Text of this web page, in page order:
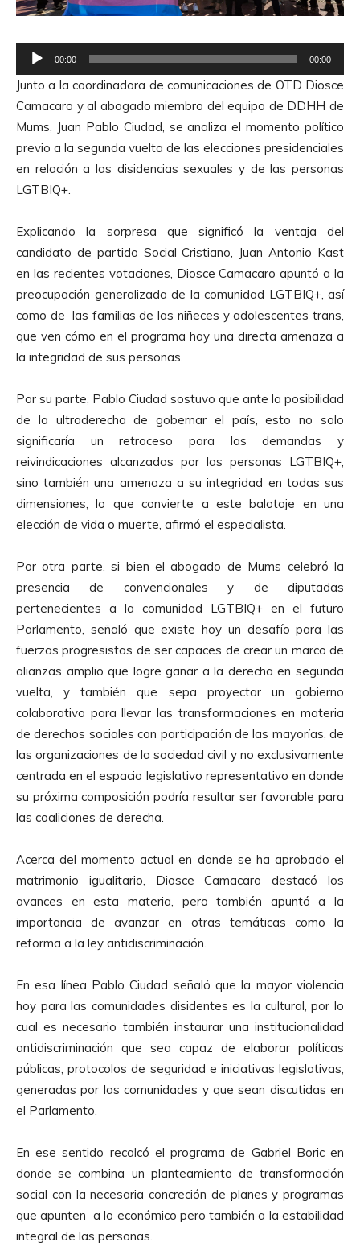
e
p
r
o
d
u
c
o
r
d
e
A
u
d
o
00:00 00:00
Junto a la coordinadora de comunicaciones de OTD Diosce
Camacaro y al abogado miembro del equipo de DDHH de
Mums, Juan Pablo Ciudad, se analiza el momento político
previo a la segunda vuelta de las elecciones presidenciales
en relación a las disidencias sexuales y de las personas
LGTBIQ+.
Explicando la sorpresa que significó la ventaja del
candidato de partido Social Cristiano, Juan Antonio Kast
en las recientes votaciones, Diosce Camacaro apuntó a la
preocupación generalizada de la comunidad LGTBIQ+, así
como de las familias de las niñeces y adolescentes trans,
que ven cómo en el programa hay una directa amenaza a
la integridad de sus personas.
Por su parte, Pablo Ciudad sostuvo que ante la posibilidad
de la ultraderecha de gobernar el país, esto no solo
significaría un retroceso para las demandas y
reivindicaciones alcanzadas por las personas LGTBIQ+,
sino también una amenaza a su integridad en todas sus
dimensiones, lo que convierte a este balotaje en una
elección de vida o muerte, afirmó el especialista.
Por otra parte, si bien el abogado de Mums celebró la
presencia de convencionales y de diputadas
pertenecientes a la comunidad LGTBIQ+ en el futuro
Parlamento, señaló que existe hoy un desafío para las
fuerzas progresistas de ser capaces de crear un marco de
alianzas amplio que logre ganar a la derecha en segunda
vuelta, y también que sepa proyectar un gobierno
colaborativo para llevar las transformaciones en materia
de derechos sociales con participación de las mayorías, de
las organizaciones de la sociedad civil y no exclusivamente
centrada en el espacio legislativo representativo en donde
su próxima composición podría resultar ser favorable para
las coaliciones de derecha.
Acerca del momento actual en donde se ha aprobado el
matrimonio igualitario, Diosce Camacaro destacó los
avances en esta materia, pero también apuntó a la
importancia de avanzar en otras temáticas como la
reforma a la ley antidiscriminación.
En esa línea Pablo Ciudad señaló que la mayor violencia
hoy para las comunidades disidentes es la cultural, por lo
cual es necesario también instaurar una institucionalidad
antidiscriminación que sea capaz de elaborar políticas
públicas, protocolos de seguridad e iniciativas legislativas,
generadas por las comunidades y que sean discutidas en
el Parlamento.
En ese sentido recalcó el programa de Gabriel Boric en
donde se combina un planteamiento de transformación
social con la necesaria concreción de planes y programas
que apunten a lo económico pero también a la estabilidad
integral de las personas.